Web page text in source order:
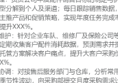
科技有限公司
车经销商集团，团队规